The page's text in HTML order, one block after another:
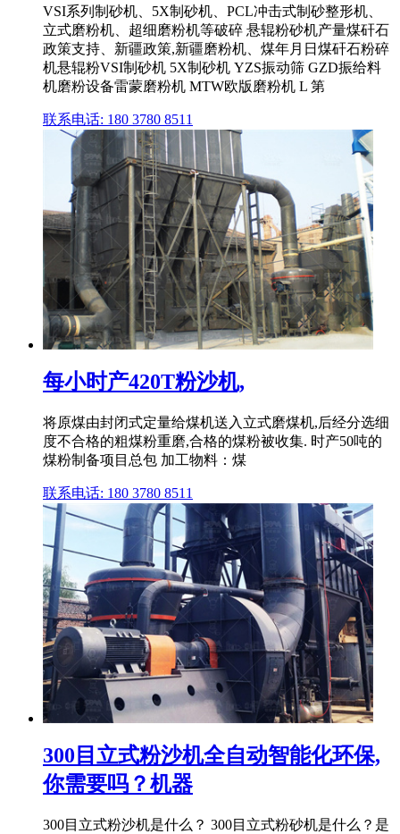
VSI系列制砂机、5X制砂机、PCL冲击式制砂整形机、
立式磨粉机、超细磨粉机等破碎 悬辊粉砂机产量煤矸石
政策支持、新疆政策,新疆磨粉机、煤年月日煤矸石粉碎
机悬辊粉VSI制砂机 5X制砂机 YZS振动筛 GZD振给料
机磨粉设备雷蒙磨粉机 MTW欧版磨粉机 L 第
联系电话: 180 3780 8511
每小时产420T粉沙机,
将原煤由封闭式定量给煤机送入立式磨煤机,后经分选细
度不合格的粗煤粉重磨,合格的煤粉被收集. 时产50吨的
煤粉制备项目总包 加工物料：煤
联系电话: 180 3780 8511
300目立式粉沙机全自动智能化环保,
你需要吗？机器
300目立式粉沙机是什么？ 300目立式粉砂机是什么？是